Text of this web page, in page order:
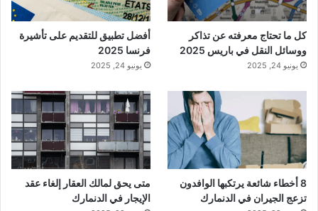
كل ما تحتاج معرفته عن تذاكر
ووسائل النقل في باريس 2025
يونيو 24, 2025
أفضل تطبيق للتقديم على تأشيرة
فرنسا 2025
يونيو 24, 2025
8 أخطاء شائعة يرتكبها الوافدون
تزعج الجيران في الدنمارك
متى يحق لمالك العقار إلغاء عقد
الإيجار في الدنمارك